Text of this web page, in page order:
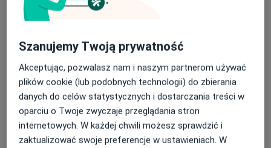
• Certyfikowana terapeutka Integracji Sensorycznej wg
• Kurs M2 i M3 wg CLASI uprawniający do używania
nowego, międzynarodowego testu EASI - Evaluation in
Ayres Sensory Integration
• Certyfikowana terapeutka Trójwymiarowej
Manualnej Terapii Stóp na podstawach
neurofizjologicznych wg Barbary Zukunft - Huber
Szanujemy Twoją prywatność
Akceptując, pozwalasz nam i naszym partnerom używać
plików cookie (lub podobnych technologii) do zbierania
danych do celów statystycznych i dostarczania treści w
oparciu o Twoje zwyczaje przeglądania stron
internetowych. W każdej chwili możesz sprawdzić i
zaktualizować swoje preferencje w ustawieniach. W